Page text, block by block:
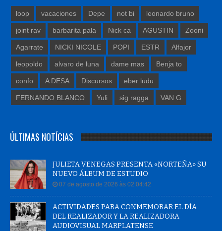
loop vacaciones Depe not bi leonardo bruno
joint rav barbarita pala Nick ca AGUSTIN Zooni
Agarrate NICKI NICOLE POPI ESTR Alfajor
leopoldo alvaro de luna dame mas Benja to
confo A DESA Discursos eber ludu
FERNANDO BLANCO Yuli sig ragga VAN G
ÚLTIMAS NOTÍCIAS
JULIETA VENEGAS PRESENTA «NORTEÑA» SU
NUEVO ÁLBUM DE ESTUDIO
07 de agosto de 2026 às 02:04:42
ACTIVIDADES PARA CONMEMORAR EL DÍA
DEL REALIZADOR Y LA REALIZADORA
AUDIOVISUAL MARPLATENSE